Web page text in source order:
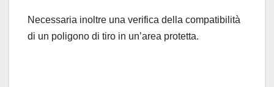
Necessaria inoltre una verifica della compatibilità
di un poligono di tiro in un’area protetta.